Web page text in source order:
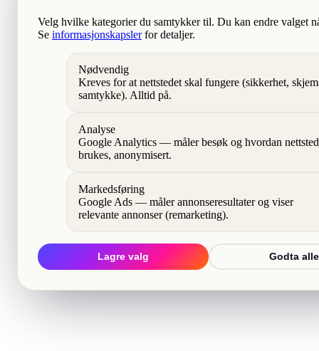
Velg hvilke kategorier du samtykker til. Du kan endre valget
Se informasjonskapslerfor detaljer.
Nødvendig
Kreves for at nettstedet skal fungere (sikkerhet,
samtykke). Alltid på.
Analyse
Google Analytics — måler besøk og hvordan
brukes, anonymisert.
Markedsføring
Google Ads — måler annonseresultater og viser
relevante annonser (remarketing).
Lagre valg Godta alle